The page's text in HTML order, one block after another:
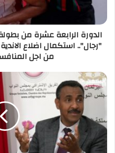
الممتاز
السلة
"رجال"..
استكمال
المؤهلة
للبطولة
المصغرة
اجل
المنافسة
على
اللقب
الدورة الرابعة عشرة من
"رجال".. استكمال اضلاع
من اجل
البرلماني
شهيد
لـ"أخنوش"
ديرو
المنطق
التشاركي
مع